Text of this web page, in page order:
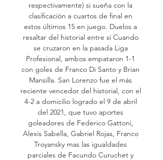
respectivamente) si sueña con la
clasificación a cuartos de final en
estos últimos 15 en juego. Duelos a
resaltar del historial entre sí Cuando
se cruzaron en la pasada Liga
Profesional, ambos empataron 1-1
con goles de Franco Di Santo y Brian
Mansilla. San Lorenzo fue el más
reciente vencedor del historial, con el
4-2 a domicilio logrado el 9 de abril
del 2021, que tuvo aportes
goleadores de Federico Gattoni,
Alexis Sabella, Gabriel Rojas, Franco
Troyansky mas las igualdades
parciales de Facundo Curuchet y